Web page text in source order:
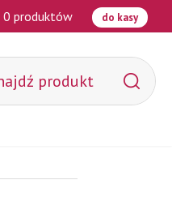
0 produktów do kasy